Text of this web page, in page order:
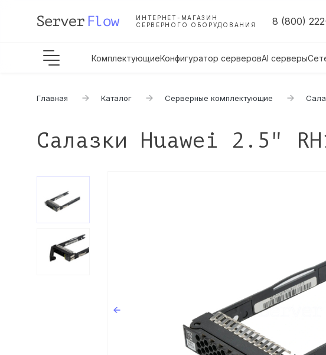
ИНТЕРНЕТ-МАГАЗИН
СЕРВЕРНОГО ОБОРУДОВАНИЯ
8 (800)
КомплектующиеКонфигуратор серверовAI серверы
Главная Каталог Серверные комплектующие
Салазки Huawei 2.5"